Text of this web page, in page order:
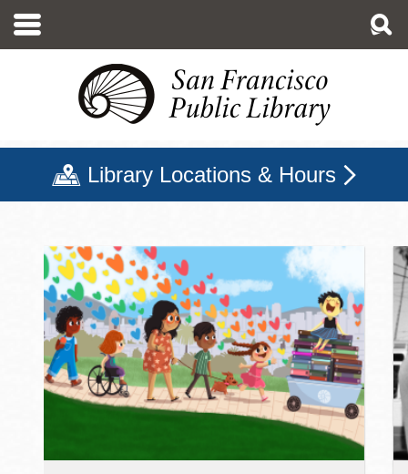
至
Library Locations & Hours
三藩市公立圖書館主頁